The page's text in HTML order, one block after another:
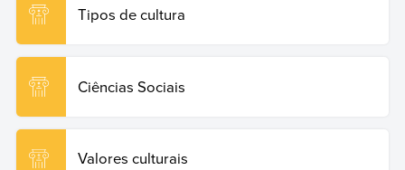
em: 19 de junho de 2026.
Copy Quote
Tipos de cultura
Ciências Sociais
Valores culturais